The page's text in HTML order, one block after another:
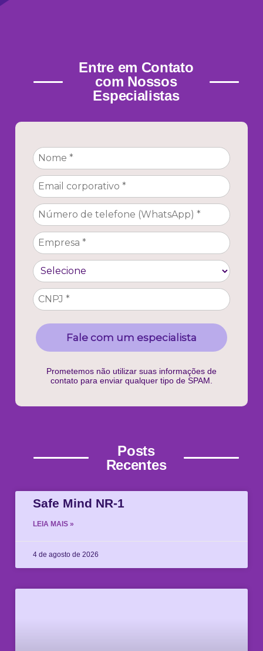
Entre em Contato
com Nossos
Especialistas
Fale com um especialista
Prometemos não utilizar suas informações de
contato para enviar qualquer tipo de SPAM.
Posts
Recentes
Safe Mind NR-1
LEIA MAIS »
4 de agosto de 2026